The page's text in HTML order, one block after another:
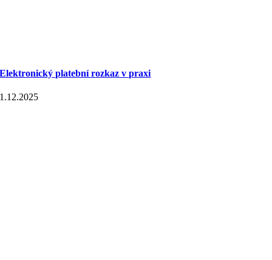
Elektronický platební rozkaz v praxi
1.12.2025